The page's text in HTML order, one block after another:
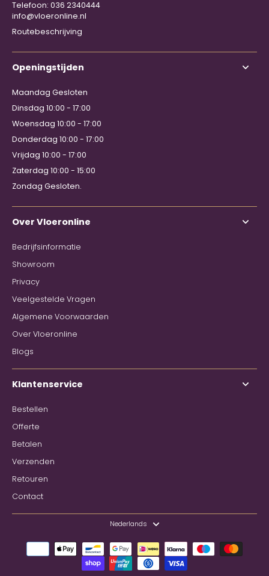
Telefoon: 036 2340444
info@vloeronline.nl
Routebeschrijving
Openingstijden
Maandag Gesloten
Dinsdag 10:00 - 17:00
Woensdag 10:00 - 17:00
Donderdag 10:00 - 17:00
Vrijdag 10:00 - 17:00
Zaterdag 10:00 - 15:00
Zondag Gesloten.
Over Vloeronline
Bedrijfsinformatie
Showroom
Privacy
Veelgestelde Vragen
Algemene Voorwaarden
Over Vloeronline
Blogs
Klantenservice
Bestellen
Offerte
Betalen
Verzenden
Retouren
Contact
Nederlands